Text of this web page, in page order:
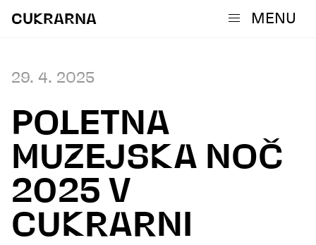
CUKRARNA MENU
29. 4. 2025
POLETNA
MUZEJSKA NOČ
2025 V
CUKRARNI